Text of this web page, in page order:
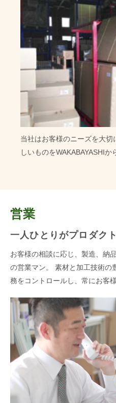
当社はお客様のニーズを大
しいものをWAKABAYASHIか
営業
一人ひとりがプロダク
お客様の相談に応じ、製造、納
の営業マン。
素材と加工技術の
務をコントロールし、常にお客